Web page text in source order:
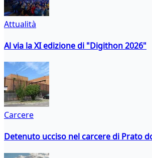
Attualità
Al via la XI edizione di "Digithon 2026"
Carcere
Detenuto ucciso nel carcere di Prato